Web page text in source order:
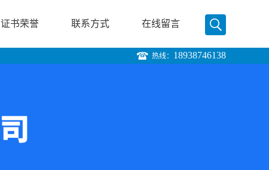
证书荣誉 联系方式 在线留言
热线： 18938746138